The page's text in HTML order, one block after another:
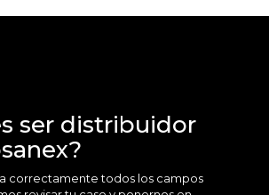
ser distribuidor
correctamente todos los campos